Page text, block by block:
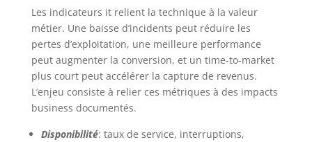
Les indicateurs it relient la technique à la valeur
métier. Une baisse d’incidents peut réduire les
pertes d’exploitation, une meilleure performance
peut augmenter la conversion, et un time-to-market
plus court peut accélérer la capture de revenus.
L’enjeu consiste à relier ces métriques à des impacts
business documentés.
Disponibilité: taux de service, interruptions,